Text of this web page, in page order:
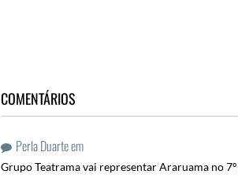
COMENTÁRIOS
Perla Duarteem
Grupo Teatrama vai representar Araruama no